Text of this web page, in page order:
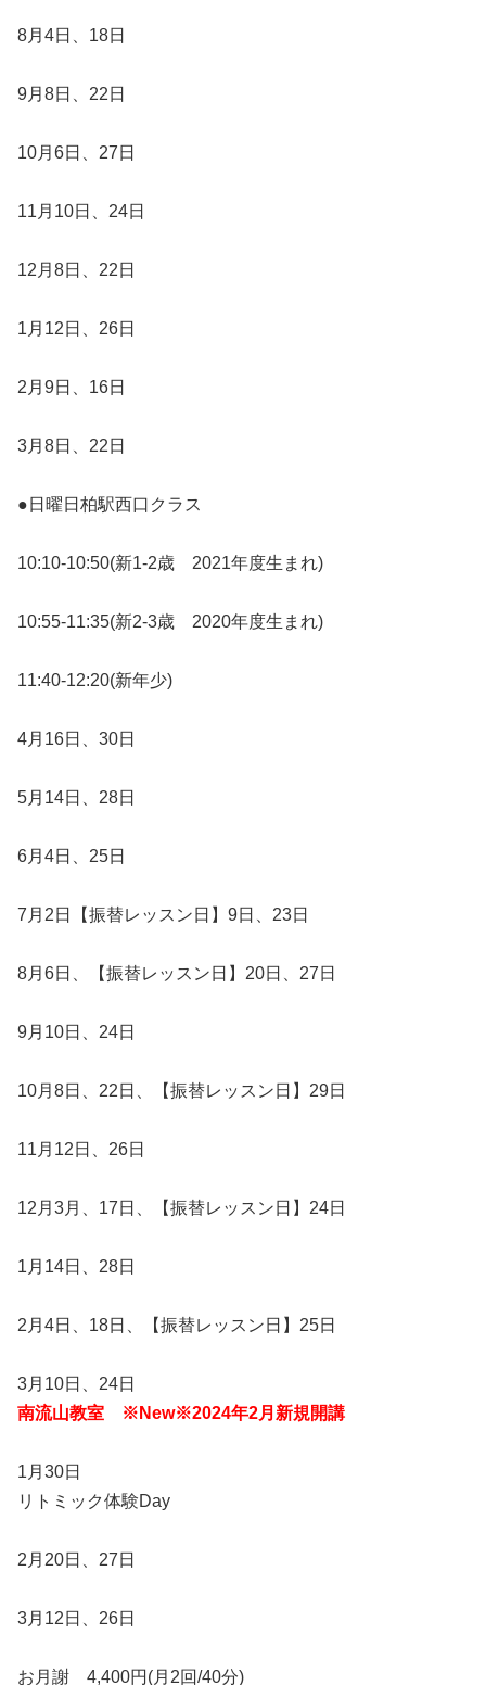
8月4日、18日
9月8日、22日
10月6日、27日
11月10日、24日
12月8日、22日
1月12日、26日
2月9日、16日
3月8日、22日
●日曜日柏駅西口クラス
10:10-10:50(新1-2歳 2021年度生まれ)
10:55-11:35(新2-3歳 2020年度生まれ)
11:40-12:20(新年少)
4月16日、30日
5月14日、28日
6月4日、25日
7月2日【振替レッスン日】9日、23日
8月6日、【振替レッスン日】20日、27日
9月10日、24日
10月8日、22日、【振替レッスン日】29日
11月12日、26日
12月3月、17日、【振替レッスン日】24日
1月14日、28日
2月4日、18日、【振替レッスン日】25日
3月10日、24日
南流山教室 ※New※2024年2月新規開講
1月30日
リトミック体験Day
2月20日、27日
3月12日、26日
お月謝 4,400円(月2回/40分)